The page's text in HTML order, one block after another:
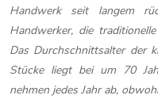
Handwerk seit langem
Handwerker, die
Das Durchschnittsalter der
Stücke liegt bei um 70
nehmen jedes Jahr ab,